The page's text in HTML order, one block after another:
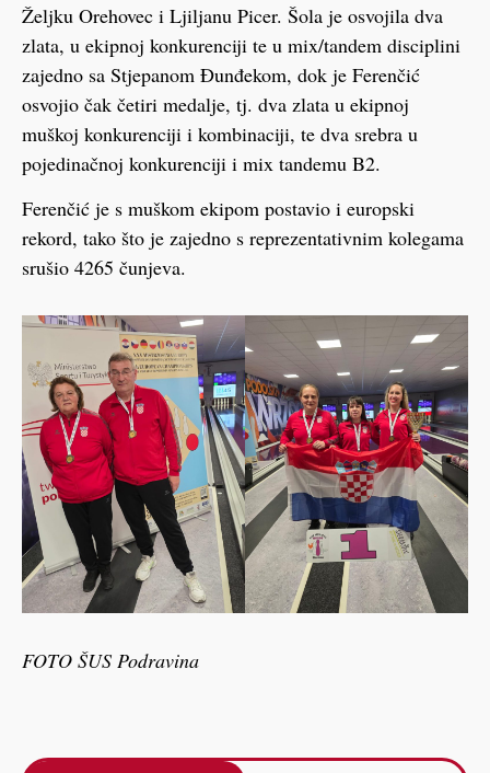
Željku Orehovec i Ljiljanu Picer. Šola je osvojila dva
zlata, u ekipnoj konkurenciji te u mix/tandem disciplini
zajedno sa Stjepanom Đunđekom, dok je Ferenčić
osvojio čak četiri medalje, tj. dva zlata u ekipnoj
muškoj konkurenciji i kombinaciji, te dva srebra u
pojedinačnoj konkurenciji i mix tandemu B2.
Ferenčić je s muškom ekipom postavio i europski
rekord, tako što je zajedno s reprezentativnim kolegama
srušio 4265 čunjeva.
FOTO ŠUS Podravina